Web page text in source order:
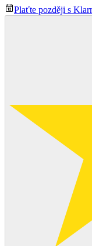
Plaťte později s